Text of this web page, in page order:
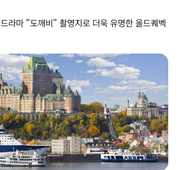
드라마 "도깨비" 촬영지로 더욱 유명한 올드퀘벡